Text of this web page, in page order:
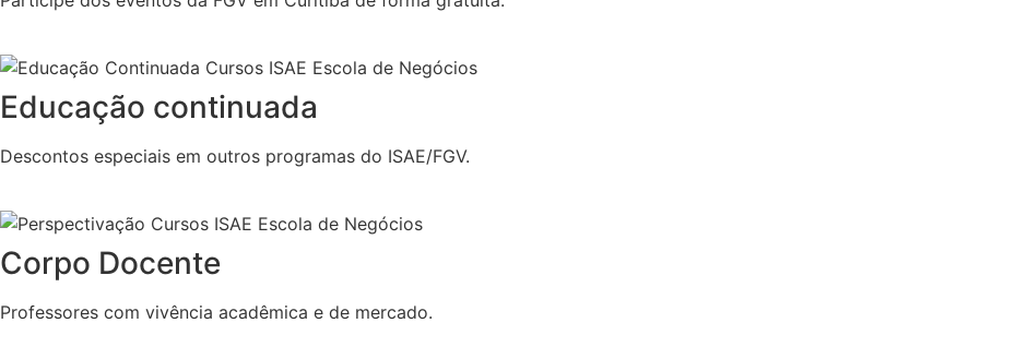
Educação continuada
Descontos especiais em outros programas do ISAE/FGV.
Corpo Docente
Professores com vivência acadêmica e de mercado.